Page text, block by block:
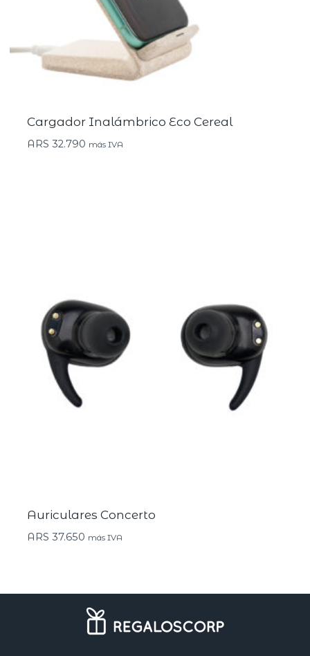
Cargador Inalámbrico Eco Cereal
ARS 32.790 más IVA
Auriculares Concerto
ARS 37.650 más IVA